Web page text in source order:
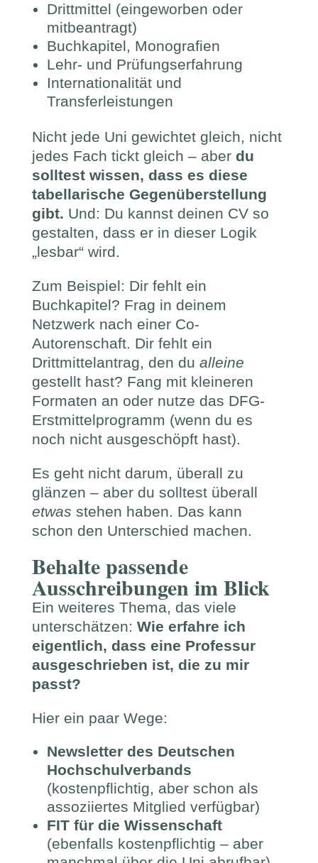
Drittmittel (eingeworben oder
mitbeantragt)
Buchkapitel, Monografien
Lehr- und Prüfungserfahrung
Internationalität und
Transferleistungen
Nicht jede Uni gewichtet gleich, nicht
jedes Fach tickt gleich – aber du
solltest wissen, dass es diese
tabellarische Gegenüberstellung
gibt. Und: Du kannst deinen CV so
gestalten, dass er in dieser Logik
„lesbar“ wird.
Zum Beispiel: Dir fehlt ein
Buchkapitel? Frag in deinem
Netzwerk nach einer Co-
Autorenschaft. Dir fehlt ein
Drittmittelantrag, den du alleine
gestellt hast? Fang mit kleineren
Formaten an oder nutze das DFG-
Erstmittelprogramm (wenn du es
noch nicht ausgeschöpft hast).
Es geht nicht darum, überall zu
glänzen – aber du solltest überall
etwas stehen haben. Das kann
schon den Unterschied machen.
Behalte passende
Ausschreibungen im Blick
Ein weiteres Thema, das viele
unterschätzen: Wie erfahre ich
eigentlich, dass eine Professur
ausgeschrieben ist, die zu mir
passt?
Hier ein paar Wege:
Newsletter des Deutschen
Hochschulverbands
(kostenpflichtig, aber schon als
assoziiertes Mitglied verfügbar)
FIT für die Wissenschaft
(ebenfalls kostenpflichtig – aber